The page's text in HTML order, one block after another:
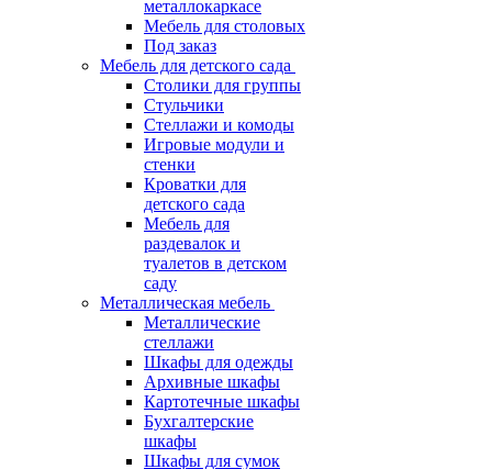
металлокаркасе
Мебель для столовых
Под заказ
Мебель для детского сада
Столики для группы
Стульчики
Стеллажи и комоды
Игровые модули и
стенки
Кроватки для
детского сада
Мебель для
раздевалок и
туалетов в детском
саду
Металлическая мебель
Металлические
стеллажи
Шкафы для одежды
Архивные шкафы
Картотечные шкафы
Бухгалтерские
шкафы
Шкафы для сумок